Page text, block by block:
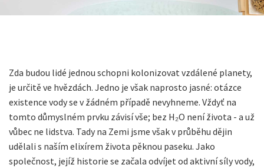
Zda budou lidé jednou schopni kolonizovat vzdálené planety,
je určitě ve hvězdách. Jedno je však naprosto jasné: otázce
existence vody se v žádném případě nevyhneme. Vždyť na
tomto důmyslném prvku závisí vše; bez H₂O není života - a už
vůbec ne lidstva. Tady na Zemi jsme však v průběhu dějin
udělali s naším elixírem života pěknou paseku. Jako
společnost, jejíž historie se začala odvíjet od aktivní síly vody,